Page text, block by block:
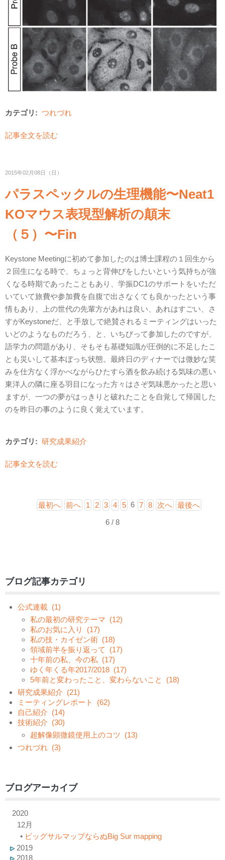
カテゴリ: つれづれ
記事全文を読む
2015年02月08日（日）
パラスペックルの生理機能〜Neat1
KOマウス表現型解析の顛末
（５）〜Fin
Keystone Meetingに初めて参加したのは博士課程の１回生から
２回生になる時で、ちょっと背伸びをしたいという気持ちが強
くなる時期であったこともあり、学振DC1のサポートをいただ
いていて旅費や参加費を自腹で出さなくても良かったという事
情もあり、上の世代の先輩方があれは良い、あれはすごい、さ
すがKeystoneだ、と手放しで絶賛されるミーティングはいった
いどのようなものだろう、と、いちびって参加したのですが、
語学力の問題があり、そもそも基礎知識が圧倒的に不足したこ
とも災いして基本ぼっち状態。最終日のディナーでは微妙な笑
みを仕方なく浮かべながらひたすら酒を飲み続ける気味の悪い
東洋人の隣に座る羽目になった方々はさぞ気味悪かったと思い
ますが、一つの夢がはっきりと破れたことを自覚して帰国した
のを昨日の事のように良く覚えています。
カテゴリ: 研究成果紹介
記事全文を読む
最初へ 前へ 1 2 3 4 5 6 7 8 次へ
最後へ
6 / 8
ブログ記事カテゴリ
公式連載 (1)
私の最初の研究テーマ (12)
私のお気に入り
(17)
私の技・カイゼン術 (18)
領域前半を振り返って
(17)
十年前の私、今の私 (17)
ゆく年くる年2017/2018 (17)
5年前と変わったこと、変わらないこと
(18)
研究成果紹介 (21)
ミーティングレポート
(62)
自己紹介 (14)
技術紹介 (30)
超解像顕微鏡使用上のコツ (13)
つれづれ (3)
ブログアーカイブ
2020
12月
• ビッグサルマップならぬBig Sur mapping
2019
2018